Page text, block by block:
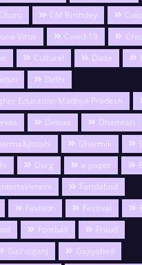
Churu CM Birthday
Virus Covid-19
Cultural Datia
Delhi
Education Madhya Pradesh
Dewas Dhamtari
Dharmik
Durg e paper
Faridabad
Fashion Festival
Football
Fraud
Gairatganj
Gajiyabad